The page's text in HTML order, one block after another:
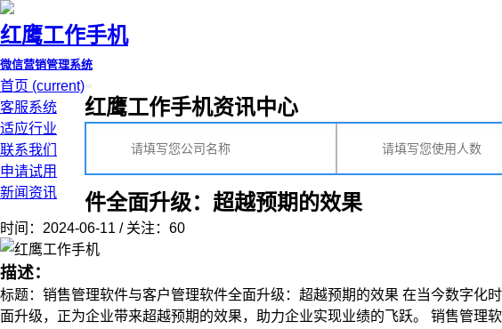
红鹰工作手机
微信营销管理系统
首页 (current)
客服系统
适应行业
联系我们
申请试用
新闻资讯
红鹰工作手机资讯中心
件全面升级：超越预期的效果
时间：2024-06-11 / 关注：60
描述：
标题：销售管理软件与客户管理软件全面升级：超越预期的效果 在当今数字
面升级，正为企业带来超越预期的效果，助力企业实现业绩的飞跃。 销售管理